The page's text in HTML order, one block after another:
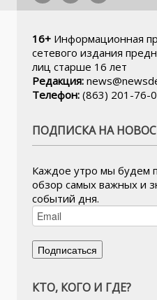
16+ Информационная
сетевого издания
лиц старше 16 лет
Редакция:
Телефон: (863) 201-76-
ПОДПИСКА НА
Каждое утро мы будем
обзор самых важных и
событий дня.
КТО, КОГО И ГДЕ?